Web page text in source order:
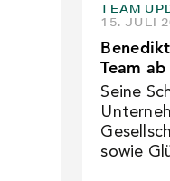
TEAM
15. JULI
Team
Seine
sowie